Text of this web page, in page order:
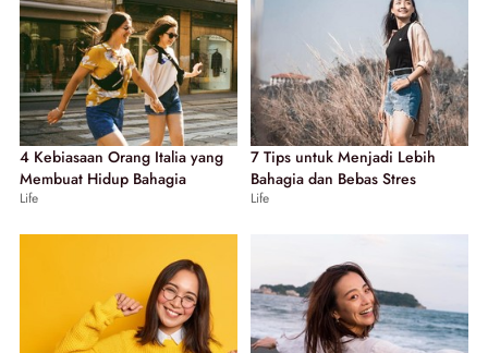
4 Kebiasaan Orang Italia yang
Membuat Hidup Bahagia
Life
7 Tips untuk Menjadi Lebih
Bahagia dan Bebas Stres
Life